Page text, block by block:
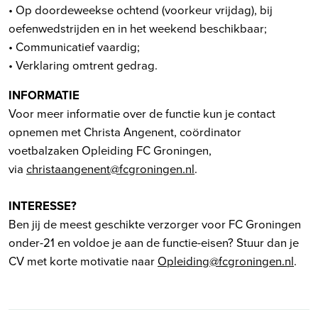
• Op doordeweekse ochtend (voorkeur vrijdag), bij
oefenwedstrijden en in het weekend beschikbaar;
• Communicatief vaardig;
• Verklaring omtrent gedrag.
INFORMATIE
Voor meer informatie over de functie kun je contact
opnemen met Christa Angenent, coördinator
voetbalzaken Opleiding FC Groningen,
via christaangenent@fcgroningen.nl.
INTERESSE?
Ben jij de meest geschikte verzorger voor FC Groningen
onder-21 en voldoe je aan de functie-eisen? Stuur dan je
CV met korte motivatie naar Opleiding@fcgroningen.nl.